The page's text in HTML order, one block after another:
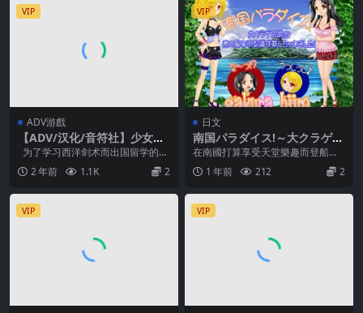
VIP
ADV游戲
【ADV/汉化/音符社】少女之
剑与秘密的协奏曲【6.3G】
为了学习西洋剑术而出国留学的
“空木日向”，在时隔一年再次踏进的
机场...2 年前 1.1K 2
VIP
日文
南国パラダイス!～大クラゲ伝
説!? Ver1.03
在南國打算享受天堂樂趣而登船的
瑠音和華音， 然而！卻被大水母捉
住，不僅被侵犯還被...
1 年前 212 2
VIP VIP